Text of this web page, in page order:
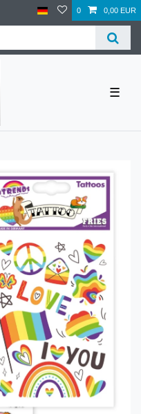
0 0,00 EUR
☰